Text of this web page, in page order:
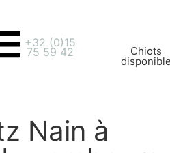
+32 (0)15
75 59 42 Chiots
Nain à